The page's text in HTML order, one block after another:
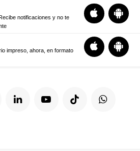
notificaciones y no te
impreso, ahora, en formato